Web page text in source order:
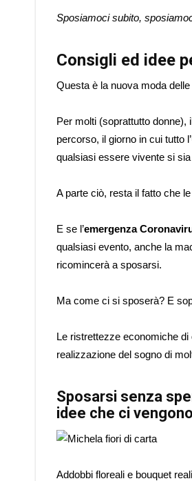
Sposiamoci subito,
Consigli ed idee
Questa è la nuova moda
Per molti (soprattutto donne),
percorso, il giorno in cui tutto
qualsiasi essere vivente si
A parte ciò, resta il fatto che
E se l’emergenza
qualsiasi evento, anche la
ricomincerà a sposarsi.
Ma come ci si sposerà? E
Le ristrettezze economiche
realizzazione del sogno di
Sposarsi senza
idee che ci
Addobbi floreali e bouquet